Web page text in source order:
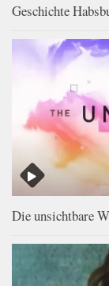
Geschichte
Die unsichtbare